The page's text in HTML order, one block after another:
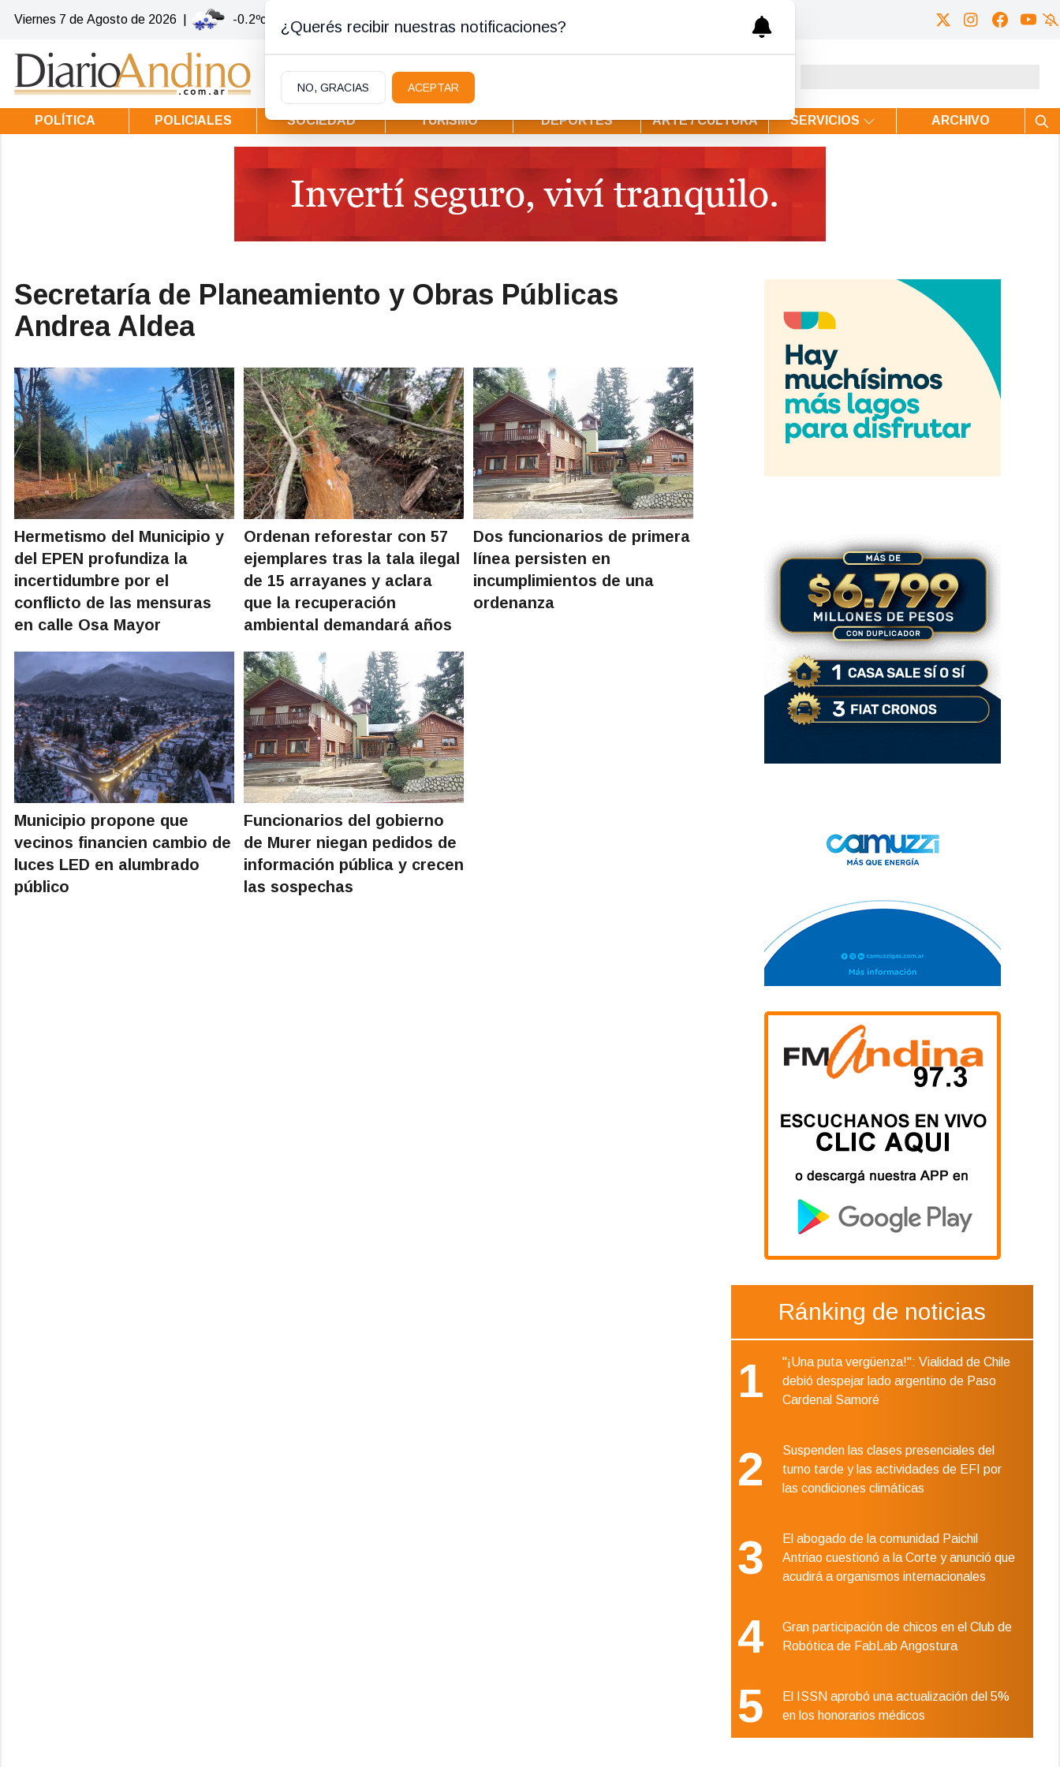
Viernes 7 de Agosto de 2026 -0.2ºc | Villa la Angostura
POLÍTICA POLICIALES SOCIEDAD TURISMO DEPORTES ARTE / CULTURA SERVICIOS ARCHIVO
Secretaría de Planeamiento y Obras Públicas
Andrea Aldea
Hermetismo del Municipio y
del EPEN profundiza la
incertidumbre por el
conflicto de las mensuras
en calle Osa Mayor
Ordenan reforestar con 57
ejemplares tras la tala ilegal
de 15 arrayanes y aclara
que la recuperación
ambiental demandará años
Dos funcionarios de primera
línea persisten en
incumplimientos de una
ordenanza
Municipio propone que
vecinos financien cambio de
luces LED en alumbrado
público
Funcionarios del gobierno
de Murer niegan pedidos de
información pública y crecen
las sospechas
Ránking de noticias
1
"¡Una puta vergüenza!": Vialidad de Chile
debió despejar lado argentino de Paso
Cardenal Samoré
2
Suspenden las clases presenciales del
turno tarde y las actividades de EFI por
las condiciones climáticas
3
El abogado de la comunidad Paichil
Antriao cuestionó a la Corte y anunció que
acudirá a organismos internacionales
4
Gran participación de chicos en el Club de
Robótica de FabLab Angostura
5
El ISSN aprobó una actualización del 5%
en los honorarios médicos
¿Querés recibir nuestras notificaciones?
NO, GRACIAS ACEPTAR